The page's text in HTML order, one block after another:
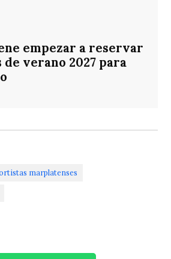
empezar a reservar
de verano 2027 para
marplatenses